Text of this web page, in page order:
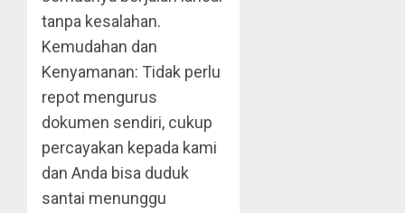
tanpa kesalahan.
Kemudahan dan
Kenyamanan: Tidak perlu
repot mengurus
dokumen sendiri, cukup
percayakan kepada kami
dan Anda bisa duduk
santai menunggu